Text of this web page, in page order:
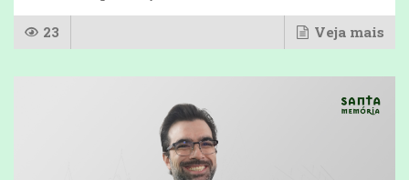
23 Veja mais